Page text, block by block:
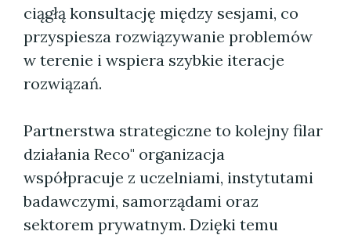
ciągłą konsultację między sesjami, co
przyspiesza rozwiązywanie problemów
w terenie i wspiera szybkie iteracje
rozwiązań.
Partnerstwa strategiczne to kolejny filar
działania Reco" organizacja
współpracuje z uczelniami, instytutami
badawczymi, samorządami oraz
sektorem prywatnym. Dzięki temu